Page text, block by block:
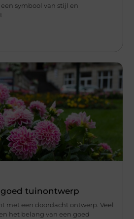
symbool van stijl en
tuinontwerp
met een doordacht ontwerp. Veel
het belang van een goed